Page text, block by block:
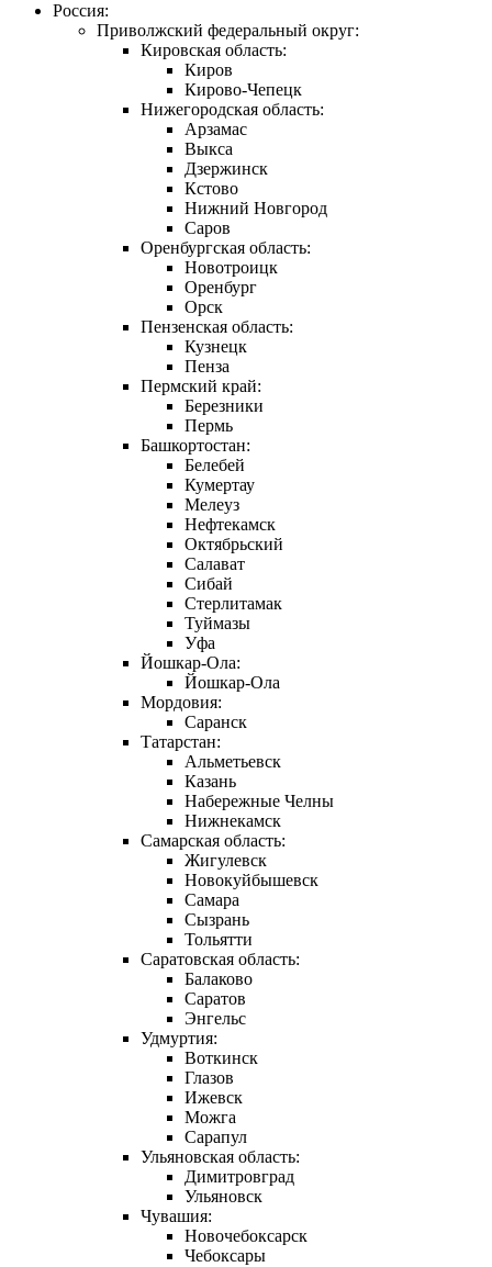
Россия:
Приволжский федеральный округ:
Кировская область:
Киров
Кирово-Чепецк
Нижегородская область:
Арзамас
Выкса
Дзержинск
Кстово
Нижний Новгород
Саров
Оренбургская область:
Новотроицк
Оренбург
Орск
Пензенская область:
Кузнецк
Пенза
Пермский край:
Березники
Пермь
Башкортостан:
Белебей
Кумертау
Мелеуз
Нефтекамск
Октябрьский
Салават
Сибай
Стерлитамак
Туймазы
Уфа
Йошкар-Ола:
Йошкар-Ола
Мордовия:
Саранск
Татарстан:
Альметьевск
Казань
Набережные Челны
Нижнекамск
Самарская область:
Жигулевск
Новокуйбышевск
Самара
Сызрань
Тольятти
Саратовская область:
Балаково
Саратов
Энгельс
Удмуртия:
Воткинск
Глазов
Ижевск
Можга
Сарапул
Ульяновская область:
Димитровград
Ульяновск
Чувашия:
Новочебоксарск
Чебоксары